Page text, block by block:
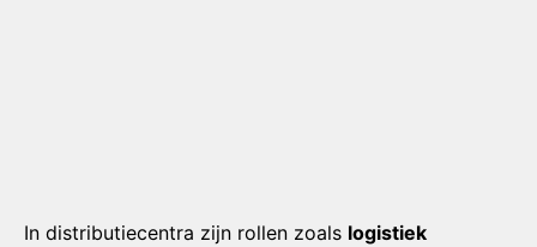
In distributiecentra zijn rollen zoals logistiek